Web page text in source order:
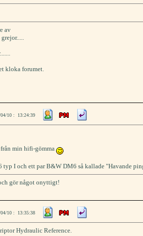
av
kloka forumet.
04/10 : 13:24:39
min hifi-gömma
typ I och ett par B&W DM6 så kallade "Havande
gör något onyttigt!
04/10 : 13:35:38
Hydraulic Reference.